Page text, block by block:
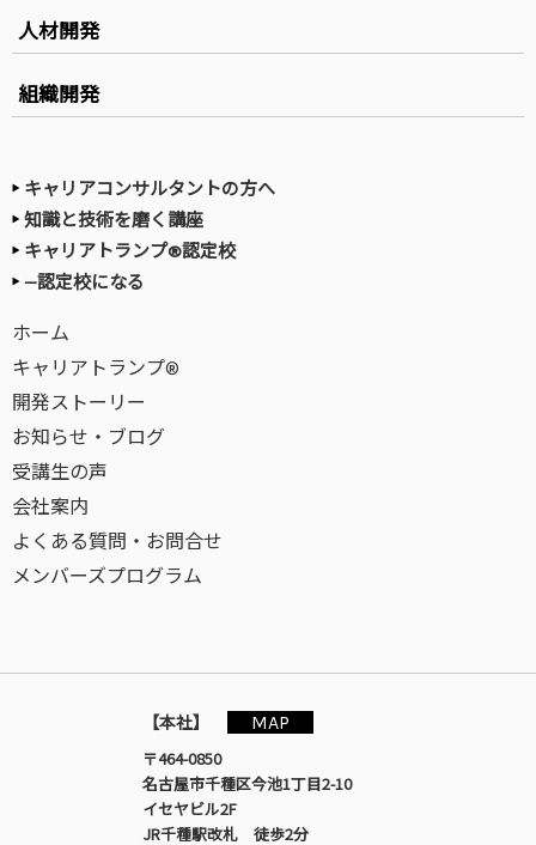
人材開発
組織開発
キャリアコンサルタントの方へ
知識と技術を磨く講座
キャリアトランプ®認定校
—認定校になる
ホーム
キャリアトランプ®
開発ストーリー
お知らせ・ブログ
受講生の声
会社案内
よくある質問・お問合せ
メンバーズプログラム
【本社】
MAP
〒464-0850
名古屋市千種区今池1丁目2-10
イセヤビル2F
JR千種駅改札 徒歩2分